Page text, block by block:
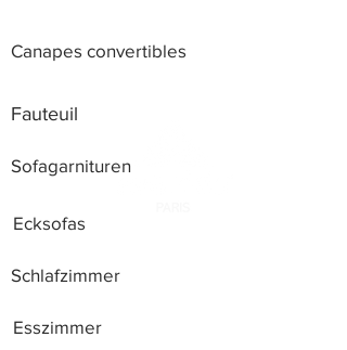
Canapes convertibles
Fauteuil
Sofagarnituren
Ecksofas
Schlafzimmer
Esszimmer